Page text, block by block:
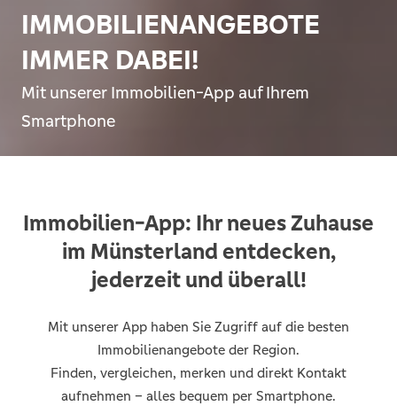
IMMOBILIENANGEBOTE
IMMER DABEI!
Mit unserer Immobilien-App auf Ihrem
Smartphone
Immobilien-App: Ihr neues Zuhause
im Münsterland entdecken,
jederzeit und überall!
Mit unserer App haben Sie Zugriff auf die besten
Immobilienangebote der Region.
Finden, vergleichen, merken und direkt Kontakt
aufnehmen – alles bequem per Smartphone.